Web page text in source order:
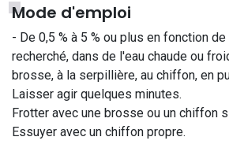
Mode d'emploi
- De 0,5 % à 5 % ou plus en fonction
recherché, dans de l'eau chaude ou
brosse, à la serpillière, au chiffon, en
Laisser agir quelques minutes.
Frotter avec une brosse ou un chiffon
Essuyer avec un chiffon propre.